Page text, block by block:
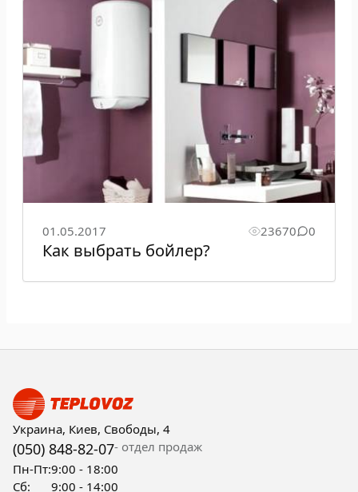
01.05.2017 23670 0
Как выбрать бойлер?
Украина, Киев, Свободы, 4
(050) 848-82-07- отдел продаж
Пн-Пт:9:00 - 18:00
Сб:
9:00 - 14:00